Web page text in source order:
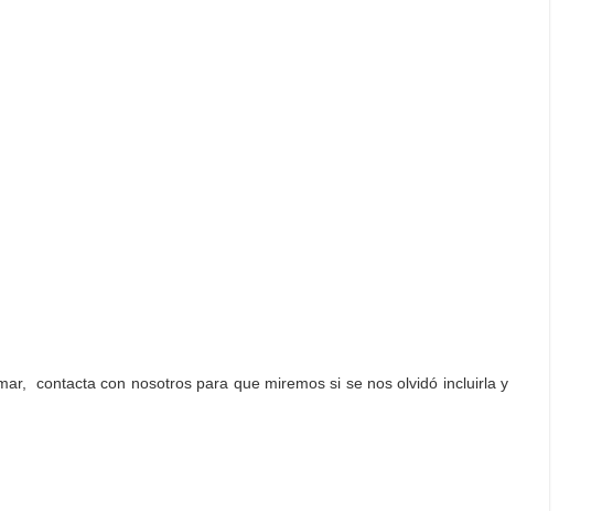
contacta con nosotros para que miremos si se nos olvidó incluirla y